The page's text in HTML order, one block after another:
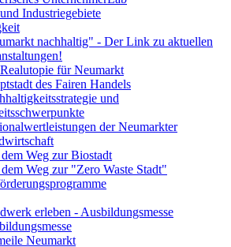
Industriegebiete
nachhaltig" - Der Link zu aktuellen
für Neumarkt
des Fairen Handels
und
der Neumarkter
Weg zur Biostadt
Weg zur "Zero Waste Stadt"
erleben - Ausbildungsmesse
Neumarkt